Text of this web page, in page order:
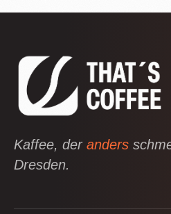
Kaffee, der anders
Dresden.